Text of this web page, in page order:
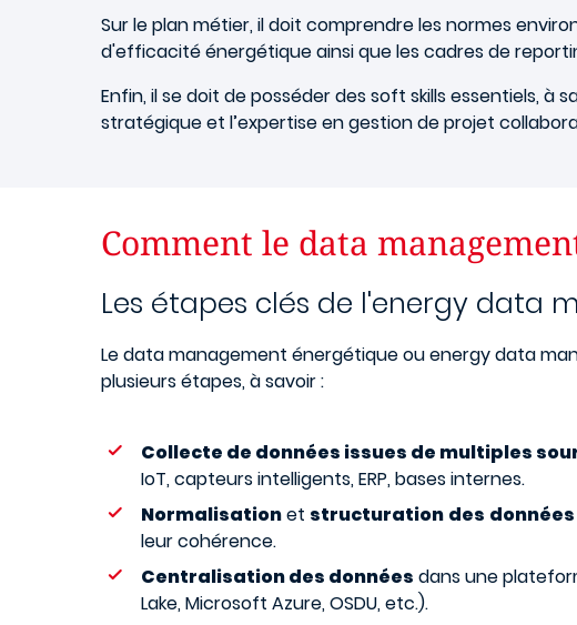
Sur le plan métier, il doit comprendre les normes
d'efficacité énergétique ainsi que les cadres de
Enfin, il se doit de posséder des soft skills essentiels,
stratégique et l’expertise en gestion de projet
Comment le data
Les étapes clés de l'energy data
Le data management énergétique ou energy data
plusieurs étapes, à savoir :
Collecte de données issues de multiples
IoT, capteurs intelligents, ERP, bases internes.
Normalisationet structuration des données
leur cohérence.
Centralisation des données dans une
Lake, Microsoft Azure, OSDU, etc.).